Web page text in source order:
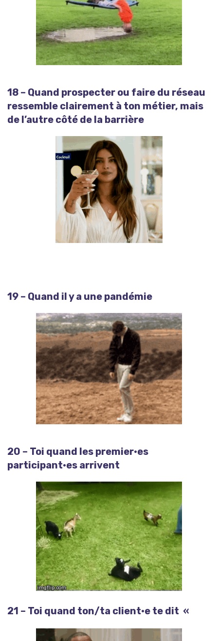
18 – Quand prospecter ou faire du réseau
ressemble clairement à ton métier, mais
de l’autre côté de la barrière
19 – Quand il y a une pandémie
20 – Toi quand les premier·es
participant·es arrivent
21 – Toi quand ton/ta client·e te dit «